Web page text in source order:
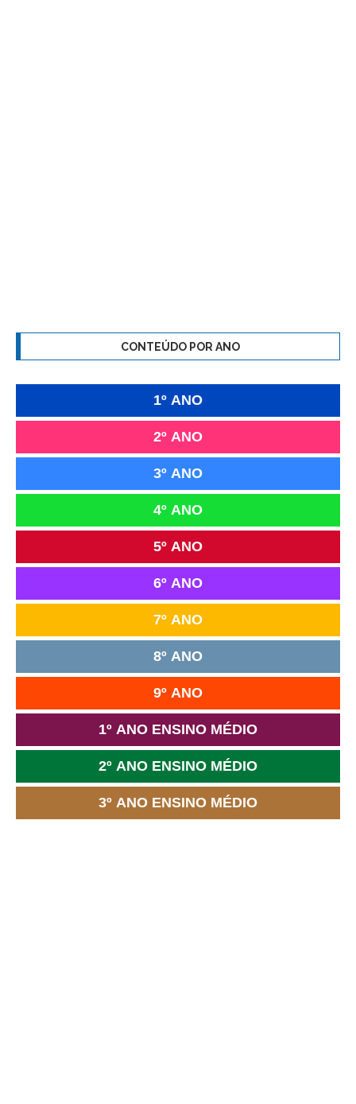
CONTEÚDO POR ANO
1º ANO
2º ANO
3º ANO
4º ANO
5º ANO
6º ANO
7º ANO
8º ANO
9º ANO
1º ANO ENSINO MÉDIO
2º ANO ENSINO MÉDIO
3º ANO ENSINO MÉDIO